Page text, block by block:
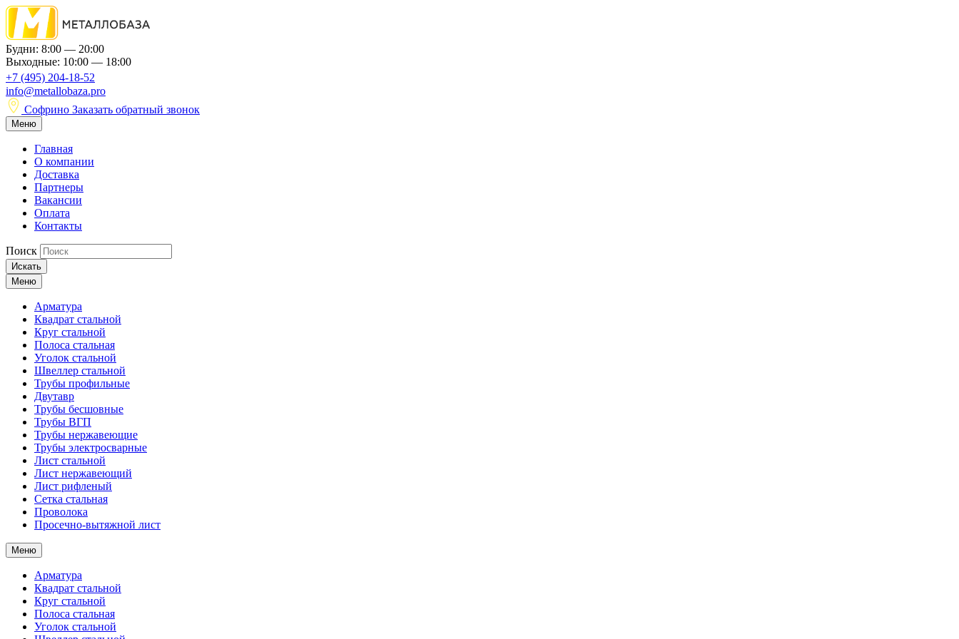
Будни: 8:00 — 20:00
Выходные: 10:00 — 18:00
+7 (495) 204-18-52
info@metallobaza.pro
Софрино Заказать обратный звонок
Меню
Главная
О компании
Доставка
Партнеры
Вакансии
Оплата
Контакты
Поиск
Искать
Меню
Арматура
Квадрат стальной
Круг стальной
Полоса стальная
Уголок стальной
Швеллер стальной
Трубы профильные
Двутавр
Трубы бесшовные
Трубы ВГП
Трубы нержавеющие
Трубы электросварные
Лист стальной
Лист нержавеющий
Лист рифленый
Сетка стальная
Проволока
Просечно-вытяжной лист
Меню
Арматура
Квадрат стальной
Круг стальной
Полоса стальная
Уголок стальной